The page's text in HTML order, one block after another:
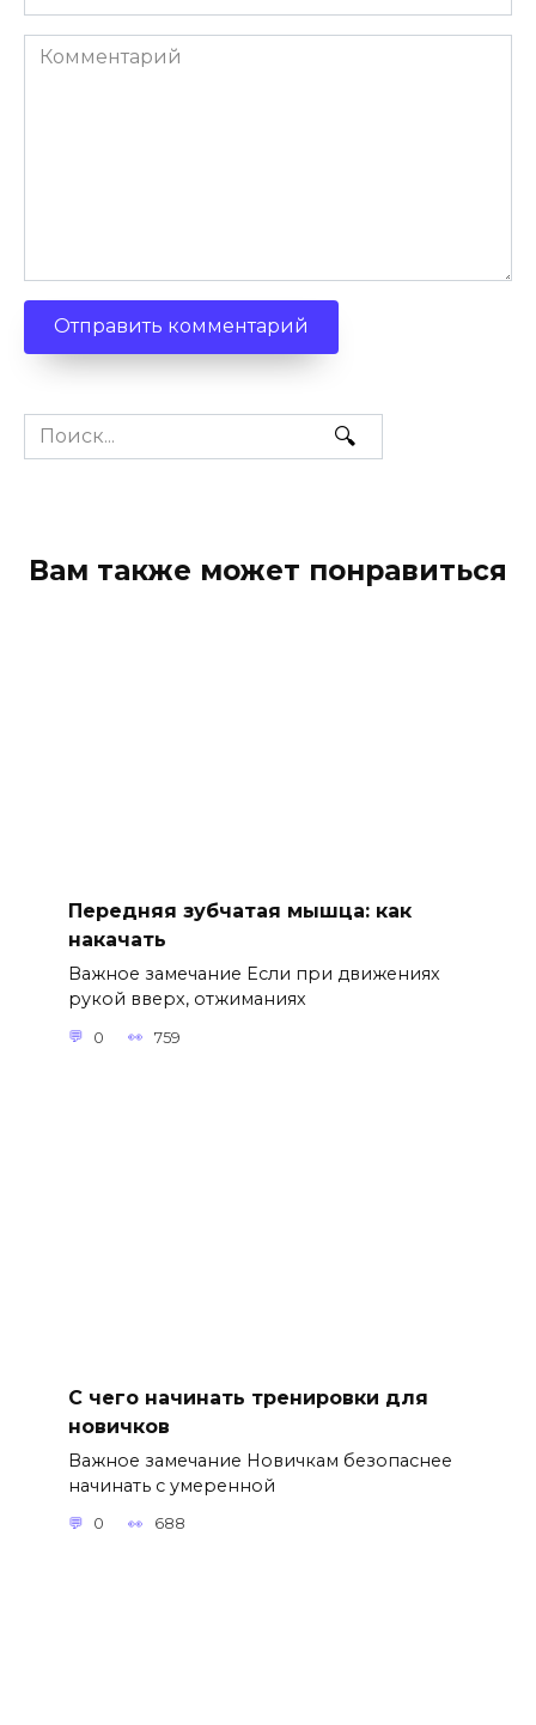
Комментарий
Search
for:
Вам также может понравиться
Передняя зубчатая мышца: как
накачать
Важное замечание Если при движениях
рукой вверх, отжиманиях
0 759
С чего начинать тренировки для
новичков
Важное замечание Новичкам безопаснее
начинать с умеренной
0 688